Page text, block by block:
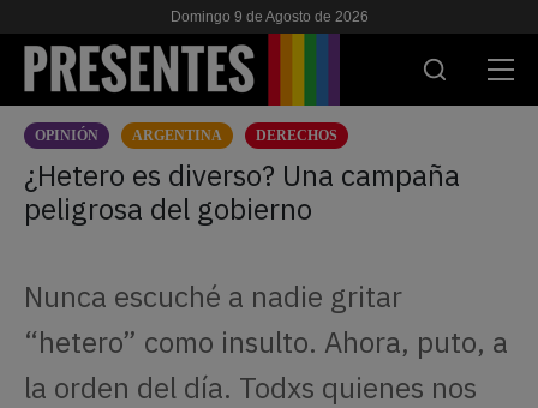
Domingo 9 de Agosto de 2026
ACTUALIDAD
INVESTIGACIONES
ESCUELA
OPINIÓN ARGENTINA DERECHOS
¿Hetero es diverso? Una campaña
peligrosa del gobierno
Nunca escuché a nadie gritar
“hetero” como insulto. Ahora, puto, a
la orden del día. Todxs quienes nos